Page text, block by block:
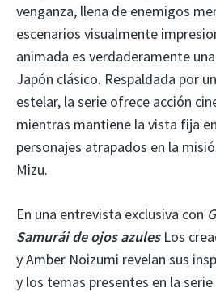
venganza, llena de enemigos
escenarios visualmente
animada es verdaderamente
Japón clásico. Respaldada por
estelar, la serie ofrece acción
mientras mantiene la vista fija
personajes atrapados en la
Mizu.
En una entrevista exclusiva con
Samurái de ojos azulesLos
y Amber Noizumi revelan sus
y los temas presentes en la